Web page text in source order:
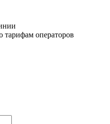
тарифам операторов